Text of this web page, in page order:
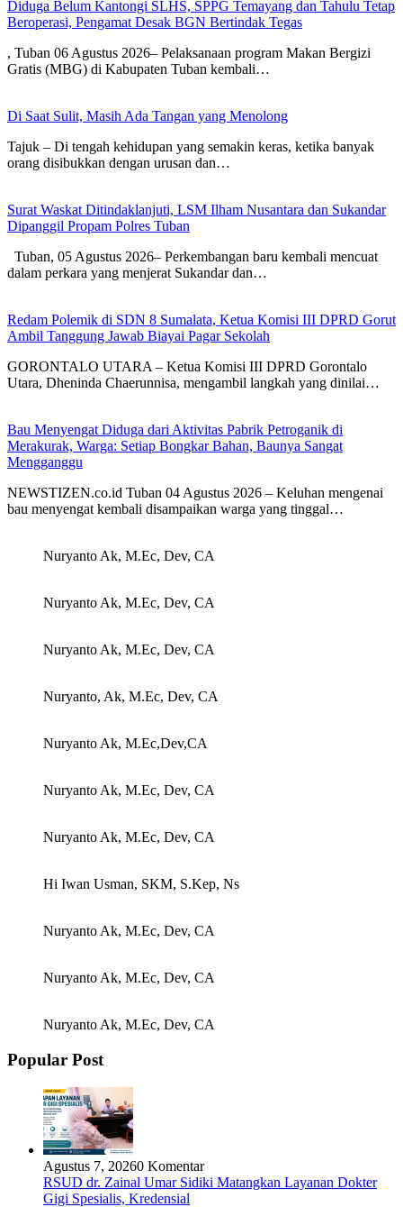
Diduga Belum Kantongi SLHS, SPPG Temayang dan Tahulu Tetap
Beroperasi, Pengamat Desak BGN Bertindak Tegas
, Tuban 06 Agustus 2026– Pelaksanaan program Makan Bergizi
Gratis (MBG) di Kabupaten Tuban kembali…
Di Saat Sulit, Masih Ada Tangan yang Menolong
Tajuk – Di tengah kehidupan yang semakin keras, ketika banyak
orang disibukkan dengan urusan dan…
Surat Waskat Ditindaklanjuti, LSM Ilham Nusantara dan Sukandar
Dipanggil Propam Polres Tuban
Tuban, 05 Agustus 2026– Perkembangan baru kembali mencuat
dalam perkara yang menjerat Sukandar dan…
Redam Polemik di SDN 8 Sumalata, Ketua Komisi III DPRD Gorut
Ambil Tanggung Jawab Biayai Pagar Sekolah
GORONTALO UTARA – Ketua Komisi III DPRD Gorontalo
Utara, Dheninda Chaerunnisa, mengambil langkah yang dinilai…
Bau Menyengat Diduga dari Aktivitas Pabrik Petroganik di
Merakurak, Warga: Setiap Bongkar Bahan, Baunya Sangat
Mengganggu
NEWSTIZEN.co.id Tuban 04 Agustus 2026 – Keluhan mengenai
bau menyengat kembali disampaikan warga yang tinggal…
Nuryanto Ak, M.Ec, Dev, CA
Nuryanto Ak, M.Ec, Dev, CA
Nuryanto Ak, M.Ec, Dev, CA
Nuryanto, Ak, M.Ec, Dev, CA
Nuryanto Ak, M.Ec,Dev,CA
Nuryanto Ak, M.Ec, Dev, CA
Nuryanto Ak, M.Ec, Dev, CA
Hi Iwan Usman, SKM, S.Kep, Ns
Nuryanto Ak, M.Ec, Dev, CA
Nuryanto Ak, M.Ec, Dev, CA
Nuryanto Ak, M.Ec, Dev, CA
Popular Post
Agustus 7, 20260 Komentar
RSUD dr. Zainal Umar Sidiki Matangkan Layanan Dokter
Gigi Spesialis, Kredensial